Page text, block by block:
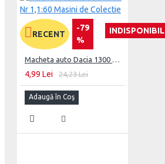
RECENT
-79
%
INDISPONIBIL
4,99 Lei 24,23 Lei
Adaugă în Coş